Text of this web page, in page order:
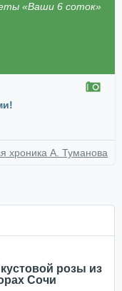
«Ваши 6 соток»
хроника А. Туманова
розы из
Сочи